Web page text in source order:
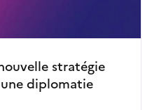
stratégie
diplomatie